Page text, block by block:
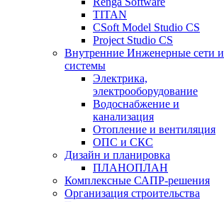
TITAN
CSoft Model Studio CS
Project Studio CS
Внутренние Инженерные сети и
системы
Электрика,
электрооборудование
Водоснабжение и
канализация
Отопление и вентиляция
ОПС и СКС
Дизайн и планировка
ПЛАНОПЛАН
Комплексные САПР-решения
Организация строительства